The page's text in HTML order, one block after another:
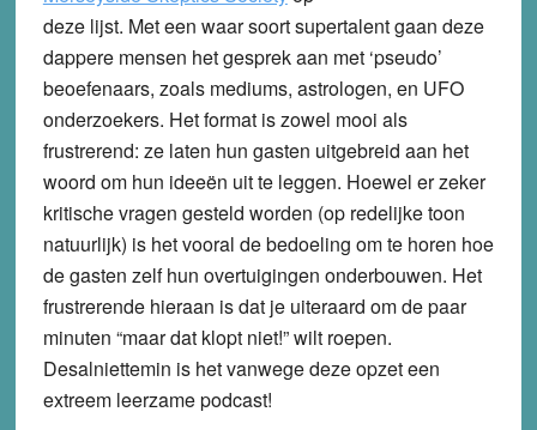
deze lijst. Met een waar soort supertalent gaan deze
dappere mensen het gesprek aan met ‘pseudo’
beoefenaars, zoals mediums, astrologen, en UFO
onderzoekers. Het format is zowel mooi als
frustrerend: ze laten hun gasten uitgebreid aan het
woord om hun ideeën uit te leggen. Hoewel er zeker
kritische vragen gesteld worden (op redelijke toon
natuurlijk) is het vooral de bedoeling om te horen hoe
de gasten zelf hun overtuigingen onderbouwen. Het
frustrerende hieraan is dat je uiteraard om de paar
minuten “maar dat klopt niet!” wilt roepen.
Desalniettemin is het vanwege deze opzet een
extreem leerzame podcast!